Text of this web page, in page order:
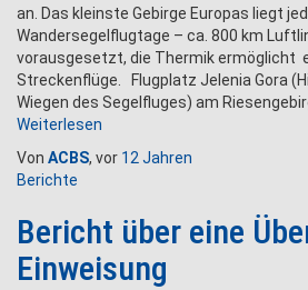
an. Das kleinste Gebirge Europas liegt
Wandersegelflugtage – ca. 800 km
vorausgesetzt, die Thermik ermöglicht
Streckenflüge. Flugplatz Jelenia Gora
Wiegen des Segelfluges) am
Weiterlesen
Von ACBS, vor 12 Jahren
Berichte
Bericht über eine
Einweisung